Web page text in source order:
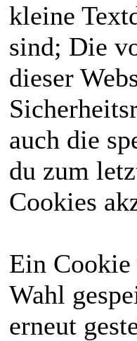
kleine
sind; Die
dieser
auch die
du zum
Cookies
Ein
Wahl
erneut